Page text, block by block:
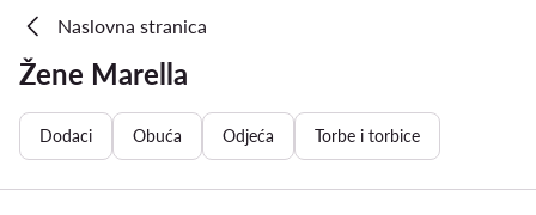
Naslovna stranica
Žene Marella
Dodaci Obuća Odjeća Torbe i torbice